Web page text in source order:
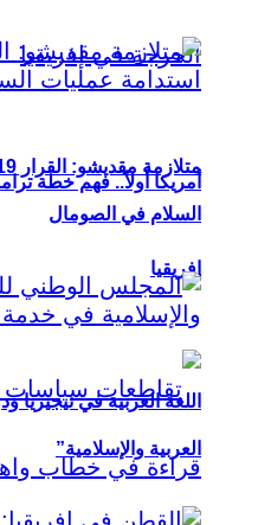
أمريكا أولاً.. فهم خطة
إفريقيا
السلام في الصومال
اللغة العربية في
العربية والإسلامية”